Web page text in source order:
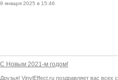
9 января 2025 в 15:46
С Новым 2021-м годом!
Друзья! VinylEffect.ru поздравляет вас всех с